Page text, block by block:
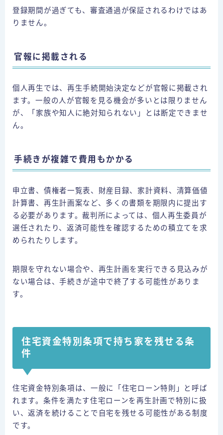
登録期間が過ぎても、審査通過が保証されるわけではあ
りません。
官報に掲載される
個人再生では、再生手続開始決定などが官報に掲載され
ます。一般の人が官報を見る機会が多いとは限りません
が、「家族や知人に絶対知られない」とは断定できませ
ん。
手続きが複雑で費用もかかる
申立書、債権者一覧表、財産目録、家計資料、清算価値
計算書、再生計画案など、多くの書類を期限内に提出す
る必要があります。裁判所によっては、個人再生委員が
選任されたり、返済可能性を確認するための積立てを求
められたりします。
期限を守れない場合や、再生計画を実行できる見込みが
ない場合は、手続きが途中で終了する可能性がありま
す。
住宅資金特別条項で持ち家を残せる条
件
住宅資金特別条項は、一般に「住宅ローン特則」と呼ば
れます。条件を満たす住宅ローンを再生計画で特別に扱
い、返済を続けることで自宅を残せる可能性がある制度
です。